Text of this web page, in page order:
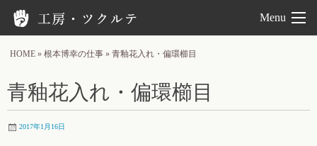
Menu
HOME » 根本博幸の仕事 » 青釉花入れ・偏環櫛目
青釉花入れ・偏環櫛目
2017年1月16日